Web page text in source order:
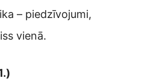
– piedzīvojumi,
vienā.